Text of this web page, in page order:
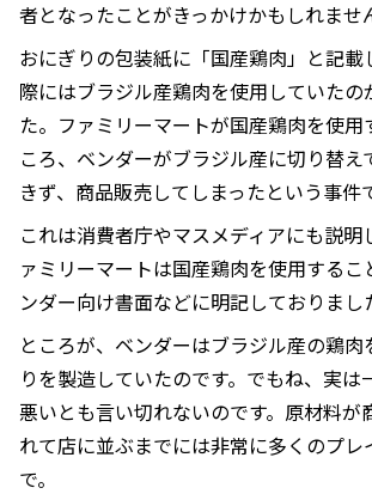
者となったことがきっかけかもしれませ
おにぎりの包装紙に「国産鶏肉」と記
際にはブラジル産鶏肉を使用していたの
た。ファミリーマートが国産鶏肉を使用
ころ、ベンダーがブラジル産に切り替え
きず、商品販売してしまったという事件
これは消費者庁やマスメディアにも説明
ァミリーマートは国産鶏肉を使用するこ
ンダー向け書面などに明記しておりまし
ところが、ベンダーはブラジル産の鶏
りを製造していたのです。でもね、実は
悪いとも言い切れないのです。原材料が
れて店に並ぶまでには非常に多くのプレ
で。